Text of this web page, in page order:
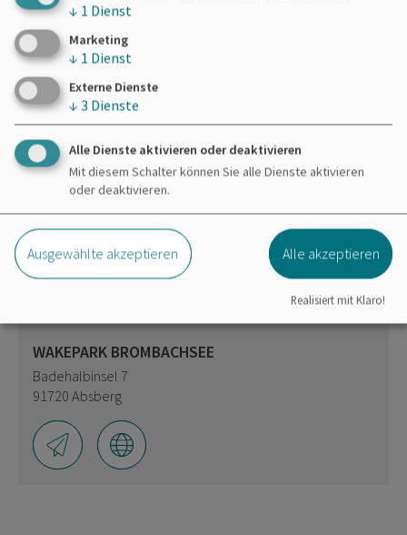
Dieser Betrieb auch hier
Essen & Trinken
Möchten Sie von
Ja
WAKEPARK BROMBACHSEE
Badehalbinsel 7
91720 Absberg
↓ 1 Dienst
Marketing
↓ 1 Dienst
Externe Dienste
↓ 3 Dienste
Alle Dienste aktivieren oder deaktivieren
Mit diesem Schalter können Sie alle Dienste aktivieren
oder deaktivieren.
Ausgewählte akzeptieren Alle akzeptieren
Realisiert mit Klaro!